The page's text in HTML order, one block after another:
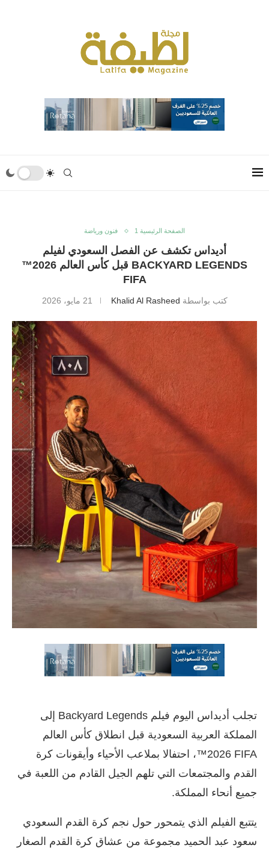
الصفحة الرئيسية 1 فنون ورياضة
أديداس تكشف عن الفصل السعودي لفيلم
BACKYARD LEGENDS قبل كأس العالم ‎‎™2026
FIFA‏‏
كتب بواسطة Khalid Al Rasheed 21 مايو، 2026
تجلب أديداس اليوم فيلم Backyard Legends إلى
المملكة العربية السعودية قبل انطلاق كأس العالم
‎‎™2026 FIFA‏‏، احتفالا بملاعب الأحياء وأيقونات كرة
القدم والمجتمعات التي تلهم الجيل القادم من اللعبة في
جميع أنحاء المملكة.
يتتبع الفيلم الذي يتمحور حول نجم كرة القدم السعودي
سعود عبد الحميد مجموعة من عشاق كرة القدم الصغار